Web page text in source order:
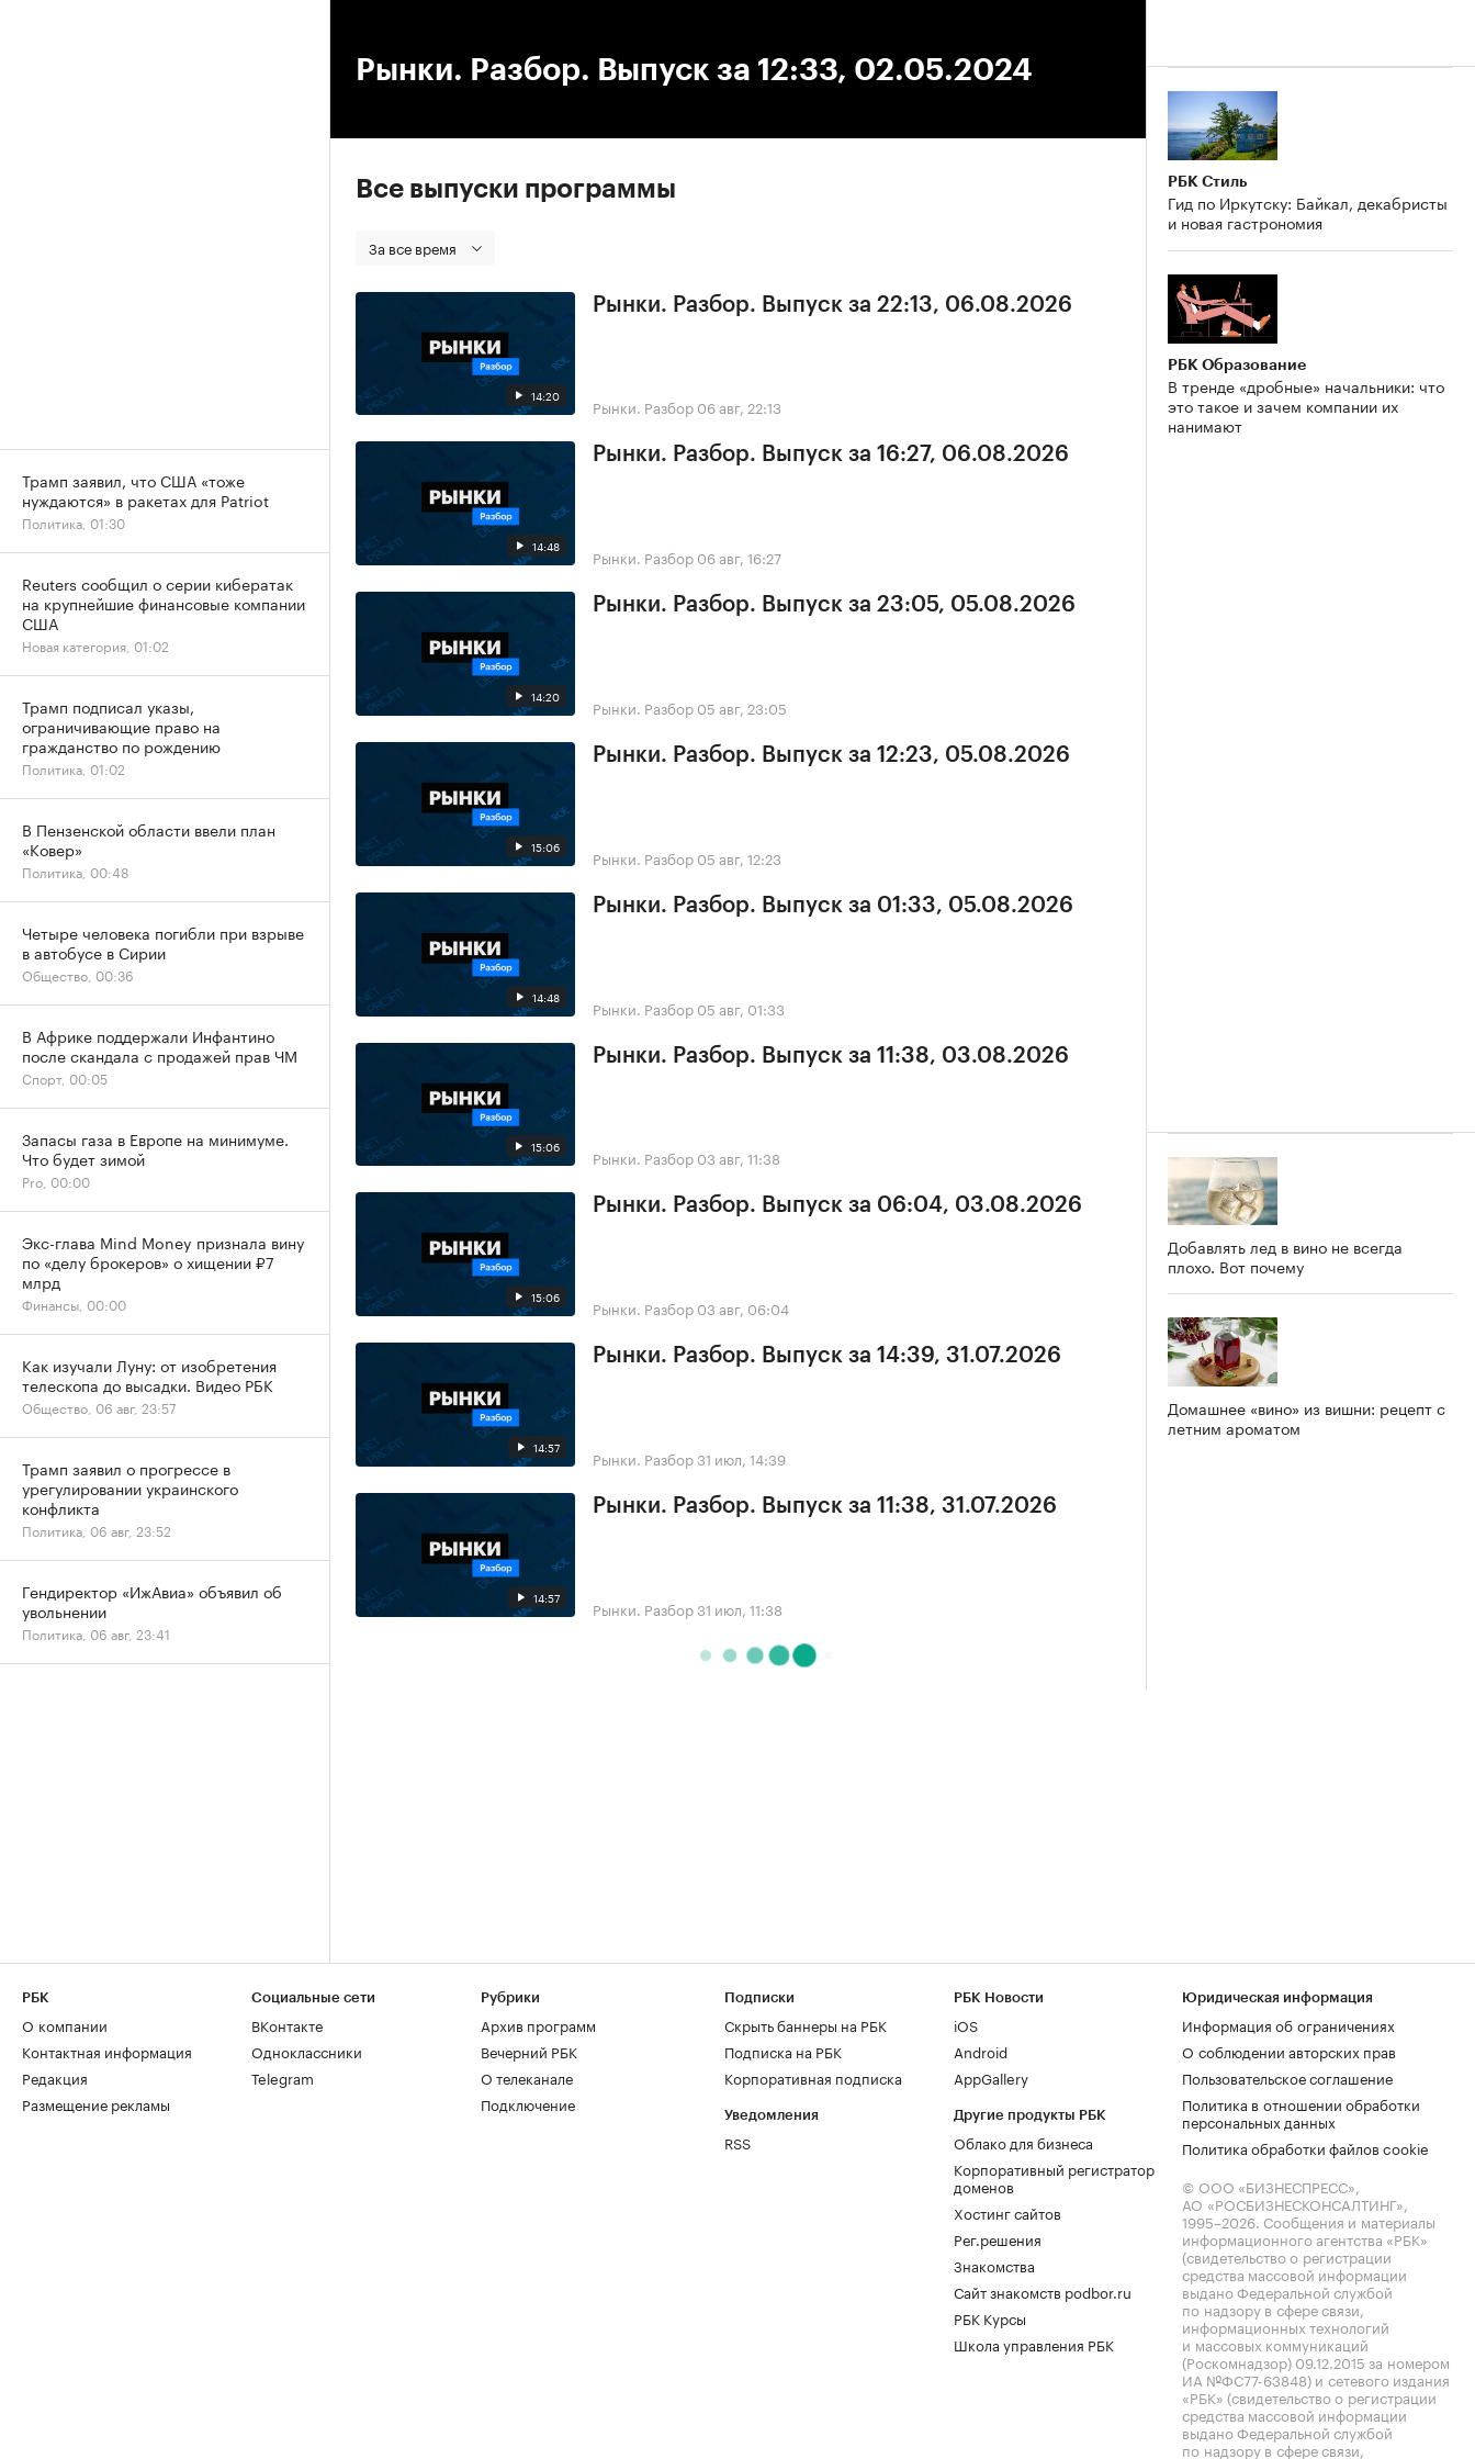
Рынки. Разбор. Выпуск за 12:33, 02.05.2024
Все выпуски программы
За все время
14:20
Рынки. Разбор. Выпуск за 22:13, 06.08.2026
Рынки. Разбор 06 авг, 22:13
14:48
Рынки. Разбор. Выпуск за 16:27, 06.08.2026
Рынки. Разбор 06 авг, 16:27
14:20
Рынки. Разбор. Выпуск за 23:05, 05.08.2026
Рынки. Разбор 05 авг, 23:05
15:06
Рынки. Разбор. Выпуск за 12:23, 05.08.2026
Рынки. Разбор 05 авг, 12:23
14:48
Рынки. Разбор. Выпуск за 01:33, 05.08.2026
Рынки. Разбор 05 авг, 01:33
15:06
Рынки. Разбор. Выпуск за 11:38, 03.08.2026
Рынки. Разбор 03 авг, 11:38
15:06
Рынки. Разбор. Выпуск за 06:04, 03.08.2026
Рынки. Разбор 03 авг, 06:04
14:57
Рынки. Разбор. Выпуск за 14:39, 31.07.2026
Рынки. Разбор31 июл, 14:39
14:57
Рынки. Разбор. Выпуск за 11:38, 31.07.2026
Рынки. Разбор31 июл, 11:38
РБК Стиль
Гид по Иркутску: Байкал, декабристы
и новая гастрономия
РБК Образование
В тренде «дробные» начальники: что
это такое и зачем компании их
нанимают
Добавлять лед в вино не всегда
плохо. Вот почему
Домашнее «вино» из вишни: рецепт с
летним ароматом
Трамп заявил, что США «тоже
нуждаются» в ракетах для Patriot
Политика, 01:30
Reuters сообщил о серии кибератак
на крупнейшие финансовые компании
США
Новая категория, 01:02
Трамп подписал указы,
ограничивающие право на
гражданство по рождению
Политика, 01:02
В Пензенской области ввели план
«Ковер»
Политика, 00:48
Четыре человека погибли при взрыве
в автобусе в Сирии
Общество, 00:36
В Африке поддержали Инфантино
после скандала с продажей прав ЧМ
Спорт, 00:05
Запасы газа в Европе на минимуме.
Что будет зимой
Pro, 00:00
Экс-глава Mind Money признала вину
по «делу брокеров» о хищении ₽7
млрд
Финансы, 00:00
Как изучали Луну: от изобретения
телескопа до высадки. Видео РБК
Общество, 06 авг, 23:57
Трамп заявил о прогрессе в
урегулировании украинского
конфликта
Политика, 06 авг, 23:52
Гендиректор «ИжАвиа» объявил об
увольнении
Политика, 06 авг, 23:41
РБК
О компании
Контактная информация
Редакция
Размещение рекламы
Социальные сети
ВКонтакте
Одноклассники
Telegram
Рубрики
Архив программ
Вечерний РБК
О телеканале
Подключение
Подписки
Скрыть баннеры на РБК
Подписка на РБК
Корпоративная подписка
Уведомления
RSS
РБК Новости
iOS
Android
AppGallery
Другие продукты РБК
Облако для бизнеса
Корпоративный регистратор
доменов
Хостинг сайтов
Рег.решения
Знакомства
Сайт знакомств podbor.ru
РБК Курсы
Школа управления РБК
Юридическая информация
Информация об ограничениях
О соблюдении авторских прав
Пользовательское соглашение
Политика в отношении обработки
персональных данных
Политика обработки файлов cookie
© ООО «БИЗНЕСПРЕСС»,
АО «РОСБИЗНЕСКОНСАЛТИНГ»,
1995–2026. Сообщения и материалы
информационного агентства «РБК»
(свидетельство о регистрации
средства массовой информации
выдано Федеральной службой
по надзору в сфере связи,
информационных технологий
и массовых коммуникаций
(Роскомнадзор) 09.12.2015 за номером
ИА №ФС77-63848) и сетевого издания
«РБК» (свидетельство о регистрации
средства массовой информации
выдано Федеральной службой
по надзору в сфере связи,